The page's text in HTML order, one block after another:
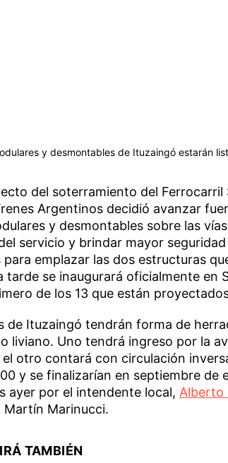
y desmontables de Ituzaingó estarán
del soterramiento del Ferrocarril
Argentinos decidió avanzar
y desmontables sobre las
servicio y brindar mayor
para emplazar las dos estructuras
tarde se inaugurará oficialmente en
de los 13 que están
de Ituzaingó tendrán forma de
liviano. Uno tendrá ingreso por la
el otro contará con circulación
y se finalizarían en septiembre de
ayer por el intendente local, Alberto
Martín Marinucci.